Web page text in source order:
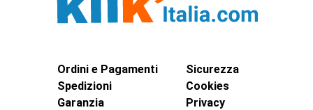
Ordini e Pagamenti
Spedizioni
Garanzia
Sicurezza
Cookies
Privacy